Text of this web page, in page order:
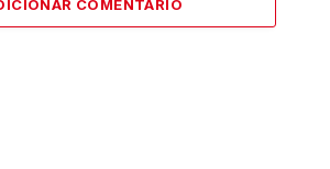
COMENTÁRIO